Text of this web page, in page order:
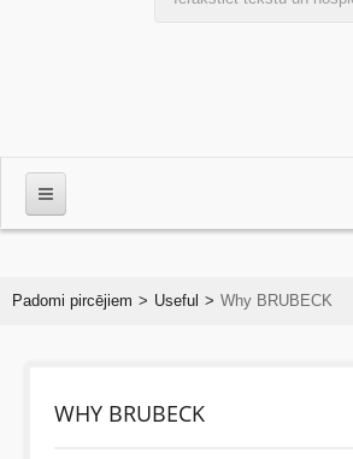
Padomi pircējiem > Useful > Why BRUBECK
WHY BRUBECK